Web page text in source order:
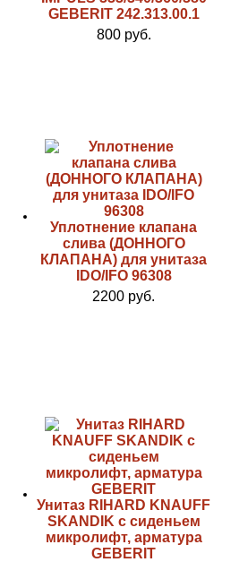
GEBERIT 242.313.00.1
800 руб.
Уплотнение клапана
слива (ДОННОГО
КЛАПАНА) для унитаза
IDO/IFO 96308
2200 руб.
Унитаз RIHARD KNAUFF
SKANDIK с сиденьем
микролифт, арматура
GEBERIT